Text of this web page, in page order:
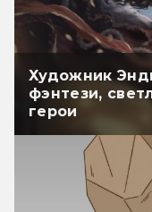
Художник
фэнтези,
герои